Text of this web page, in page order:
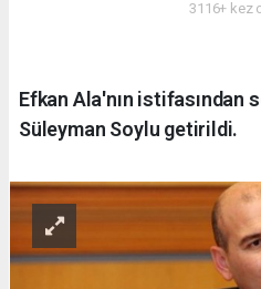
3116+ kez
Efkan Ala'nın istifasından
Süleyman Soylu getirildi.